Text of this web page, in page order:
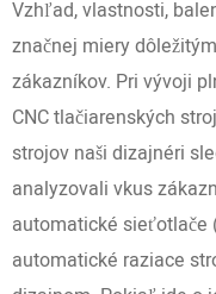
Vzhľad, vlastnosti,
značnej miery
zákazníkov. Pri vývoji
CNC tlačiarenských
strojov naši dizajnéri
analyzovali vkus
automatické sieťotlače
automatické raziace